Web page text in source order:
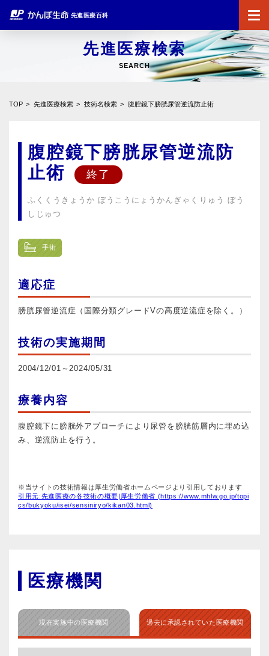
先進医療百科
先進医療検索
SEARCH
TOP 先進医療検索 技術名検索 腹腔鏡下膀胱尿管逆流防止術
腹腔鏡下膀胱尿管逆流防
止術
ふくくうきょうか ぼうこうにょうかんぎゃくりゅう ぼう
しじゅつ
手術
適応症
膀胱尿管逆流症（国際分類グレードVの高度逆流症を除く。）
技術の実施期間
2004/12/01～2024/05/31
療養内容
腹腔鏡下に膀胱外アプローチにより尿管を膀胱筋層内に埋め込
み、逆流防止を行う。
※当サイトの技術情報は厚生労働省ホームページより引用しております
引用元:先進医療の各技術の概要|厚生労働省 (https://www.mhlw.go.jp/topi
cs/bukyoku/isei/sensiniryo/kikan03.html)
医療機関
現在実施中の医療機関 過去に承認されていた医療機関